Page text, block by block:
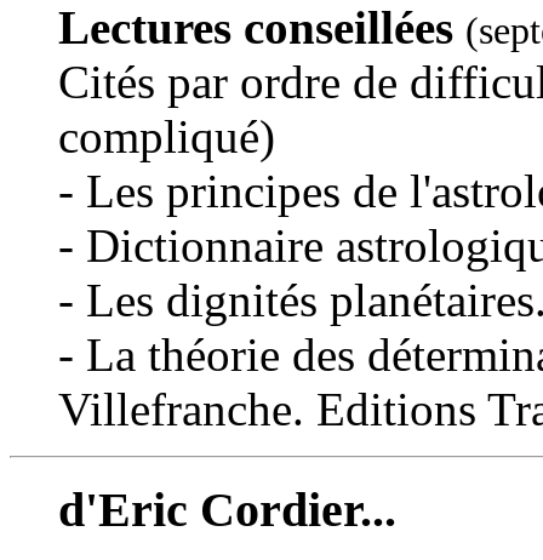
Lectures conseillées
Cités par ordre de
compliqué)
- Les principes de
- Dictionnaire
- Les dignités
- La théorie des
Villefranche. Editions
d'Eric Cordier...